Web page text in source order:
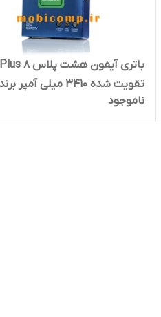
باتری آیفون هشت پلاس Plus 8
تقویت شده 3410 میلی آمپر
کالفونا به همراه کیت نصب
چسب فابریک
ناموجود